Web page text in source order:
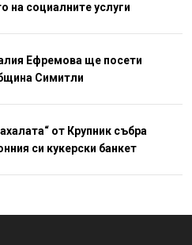
на социалните услуги
Ефремова ще посети
Симитли
от Крупник събра
си кукерски банкет